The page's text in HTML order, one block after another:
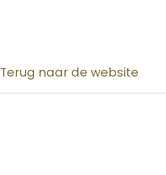
Terug naar de website